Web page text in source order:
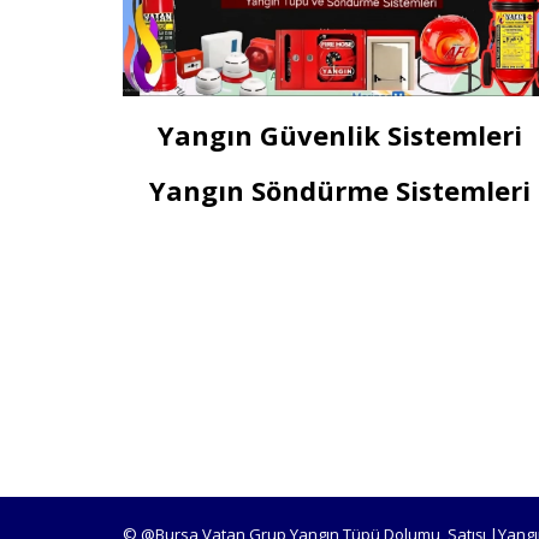
Yangın Güvenlik Sistemleri
Yangın Söndürme Sistemleri
© @Bursa Vatan Grup Yangın Tüpü Dolumu, Satışı